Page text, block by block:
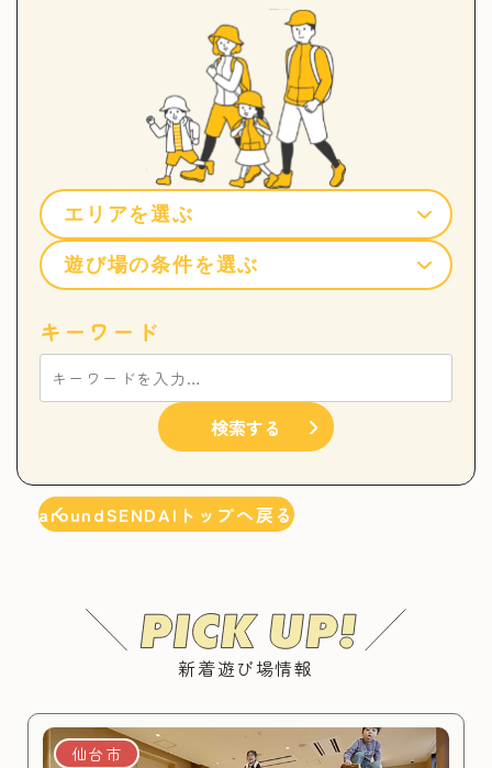
キーワード
検索する
aroundSENDAIトップへ戻る
新着遊び場情報
仙台市